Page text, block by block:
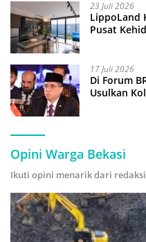
23 Juli 2026
LippoLand
Pusat
17 Juli 2026
Di Forum
Usulkan
Opini Warga Bekasi
Ikuti opini menarik dari